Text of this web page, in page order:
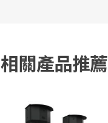
相關產品推薦